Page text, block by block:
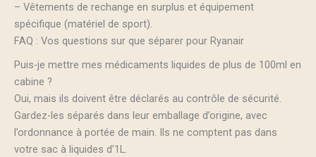
– Vêtements de rechange en surplus et équipement
spécifique (matériel de sport).
FAQ : Vos questions sur que séparer pour Ryanair
Puis-je mettre mes médicaments liquides de plus de 100ml en
cabine ?
Oui, mais ils doivent être déclarés au contrôle de sécurité.
Gardez-les séparés dans leur emballage d’origine, avec
l’ordonnance à portée de main. Ils ne comptent pas dans
votre sac à liquides d’1L.